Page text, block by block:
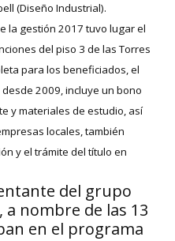
(Diseño Industrial).
la gestión 2017 tuvo lugar el
del piso 3 de las Torres
para los beneficiados, el
2009, incluye un bono
y materiales de estudio, así
locales, también
y el trámite del título en
del grupo
nombre de las 13
en el programa